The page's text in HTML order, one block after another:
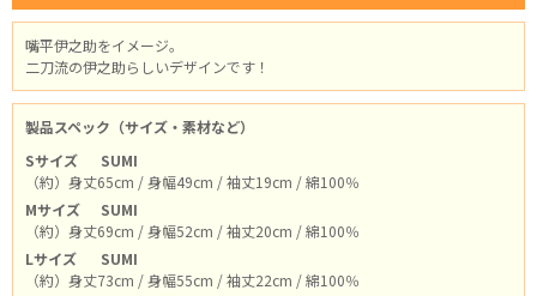
嘴平伊之助をイメージ。
二刀流の伊之助らしいデザインです！
製品スペック（サイズ・素材など）
Sサイズ
SUMI
（約）身丈65cm / 身幅49cm / 袖丈19cm / 綿100％
Mサイズ
SUMI
（約）身丈69cm / 身幅52cm / 袖丈20cm / 綿100％
Lサイズ
SUMI
（約）身丈73cm / 身幅55cm / 袖丈22cm / 綿100％